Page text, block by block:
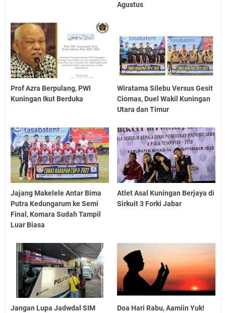
Agustus
Prof Azra Berpulang, PWI
Kuningan Ikut Berduka
Wiratama Silebu Versus Gesit
Ciomas, Duel Wakil Kuningan
Utara dan Timur
Jajang Makelele Antar Bima
Putra Kedungarum ke Semi
Final, Komara Sudah Tampil
Luar Biasa
Atlet Asal Kuningan Berjaya di
Sirkuit 3 Forki Jabar
Jangan Lupa Jadwdal SIM
Doa Hari Rabu, Aamiin Yuk!